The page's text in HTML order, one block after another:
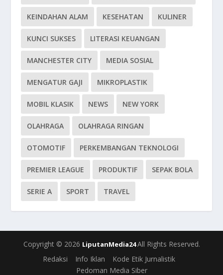
KEINDAHAN ALAM KESEHATAN KULINER
KUNCI SUKSES LITERASI KEUANGAN
MANCHESTER CITY MEDIA SOSIAL
MENGATUR GAJI MIKROPLASTIK
MOBIL KLASIK NEWS NEW YORK
OLAHRAGA OLAHRAGA RINGAN
OTOMOTIF PERKEMBANGAN TEKNOLOGI
PREMIER LEAGUE PRODUKTIF SEPAK BOLA
SERIE A SPORT TRAVEL
Copyright © 2026 LiputanMedia24All Rights Reserved.
Redaksi
Info Iklan
Kode Etik Jurnalistik
Pedoman Media Siber